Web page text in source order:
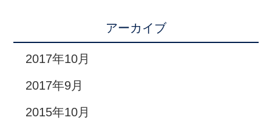
アーカイブ
2017年10月
2017年9月
2015年10月